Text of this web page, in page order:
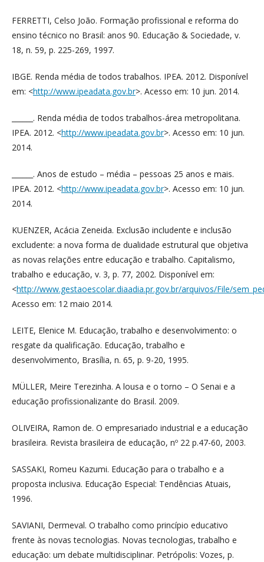
FERRETTI, Celso João. Formação profissional e reforma do
ensino técnico no Brasil: anos 90. Educação & Sociedade, v.
18, n. 59, p. 225-269, 1997.
IBGE. Renda média de todos trabalhos. IPEA. 2012. Disponível
em: <http://www.ipeadata.gov.br>. Acesso em: 10 jun. 2014.
______. Renda média de todos trabalhos-área metropolitana.
IPEA. 2012. <http://www.ipeadata.gov.br>. Acesso em: 10 jun.
2014.
______. Anos de estudo – média – pessoas 25 anos e mais.
IPEA. 2012. <http://www.ipeadata.gov.br>. Acesso em: 10 jun.
2014.
KUENZER, Acácia Zeneida. Exclusão includente e inclusão
excludente: a nova forma de dualidade estrutural que objetiva
as novas relações entre educação e trabalho. Capitalismo,
trabalho e educação, v. 3, p. 77, 2002. Disponível em:
<http://www.gestaoescolar.diaadia.pr.gov.br/arquivos/File/
Acesso em: 12 maio 2014.
LEITE, Elenice M. Educação, trabalho e desenvolvimento: o
resgate da qualificação. Educação, trabalho e
desenvolvimento, Brasília, n. 65, p. 9-20, 1995.
MÜLLER, Meire Terezinha. A lousa e o torno – O Senai e a
educação profissionalizante do Brasil. 2009.
OLIVEIRA, Ramon de. O empresariado industrial e a educação
brasileira. Revista brasileira de educação, nº 22 p.47-60, 2003.
SASSAKI, Romeu Kazumi. Educação para o trabalho e a
proposta inclusiva. Educação Especial: Tendências Atuais,
1996.
SAVIANI, Dermeval. O trabalho como princípio educativo
frente às novas tecnologias. Novas tecnologias, trabalho e
educação: um debate multidisciplinar. Petrópolis: Vozes, p.